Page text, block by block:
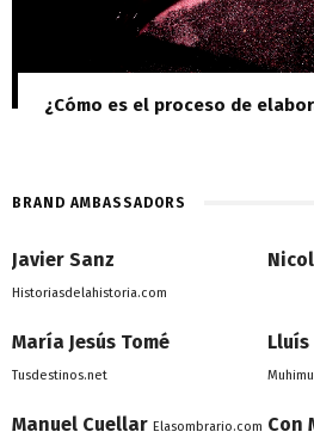
¿Cómo es el proceso de
BRAND AMBASSADORS
Javier Sanz
Historiasdelahistoria.com
María Jesús Tomé
Tusdestinos.net
Manuel Cuellar Elasombrario.com Con